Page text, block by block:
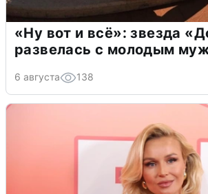
«Ну вот и всё»: звезда
развелась с молодым
6 августа 138